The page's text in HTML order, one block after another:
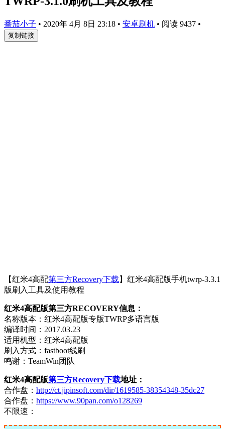
番茄小子 • 2020年 4月 8日 23:18 • 安卓刷机 • 阅读 9437 •
复制链接
【红米4高配第三方Recovery下载 】红米4高配版手机twrp-3.3.1
版刷入工具及使用教程
红米4高配版第三方RECOVERY信息：
名称版本：红米4高配版专版TWRP多语言版
编译时间：2017.03.23
适用机型：红米4高配版
刷入方式：fastboot线刷
鸣谢：TeamWin团队
红米4高配版第三方Recovery下载地址：
合作盘： http://ct.jipinsoft.com/dir/1619585-38354348-35dc27
合作盘： https://www.90pan.com/o128269
不限速：